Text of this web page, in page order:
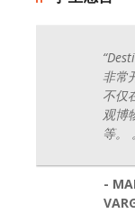
非常
不仅
观博
等。
-